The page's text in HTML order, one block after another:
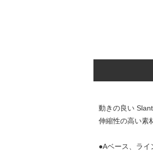
動きの良い
伸縮性の高い素
●Aベース、ライ